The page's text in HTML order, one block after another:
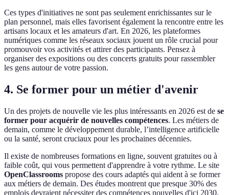
Ces types d'initiatives ne sont pas seulement enrichissantes sur le
plan personnel, mais elles favorisent également la rencontre entre les
artisans locaux et les amateurs d'art. En 2026, les plateformes
numériques comme les réseaux sociaux jouent un rôle crucial pour
promouvoir vos activités et attirer des participants. Pensez à
organiser des expositions ou des concerts gratuits pour rassembler
les gens autour de votre passion.
4. Se former pour un métier d'avenir
Un des projets de nouvelle vie les plus intéressants en 2026 est de se
former pour acquérir de nouvelles compétences. Les métiers de
demain, comme le développement durable, l’intelligence artificielle
ou la santé, seront cruciaux pour les prochaines décennies.
Il existe de nombreuses formations en ligne, souvent gratuites ou à
faible coût, qui vous permettent d'apprendre à votre rythme. Le site
OpenClassrooms propose des cours adaptés qui aident à se former
aux métiers de demain. Des études montrent que presque 30% des
emplois devraient nécessiter des compétences nouvelles d'ici 2030,